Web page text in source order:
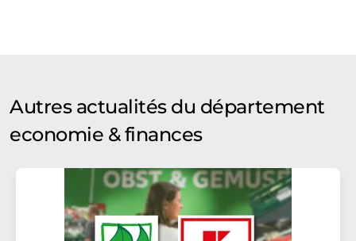
Autres actualités du département
economie & finances